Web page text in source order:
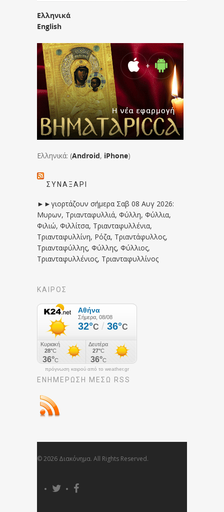
Ελληνικά
English
Ελληνικά: (Android, iPhone)
ΣΥΝΑΞΆΡΙ
►►γιορτάζουν σήμερα Σαβ 08 Αυγ 2026:
Μυρων, Τριανταφυλλιά, Φύλλη, Φύλλια,
Φιλιώ, Φιλλίτσα, Τριανταφυλλένια,
Τριανταφυλλίνη, Ρόζα, Τριαντάφυλλος,
Τριανταφύλλης, Φύλλης, Φύλλιος,
Τριανταφυλλένιος, Τριανταφυλλίνος
ΚΑΙΡΟΣ
πρόγνωση καιρού από το weather.gr
ΕΝΗΜΈΡΩΣΉ ΜΕΣΩ RSS
© 2026 Διακόνημα. All Rights Reserved.